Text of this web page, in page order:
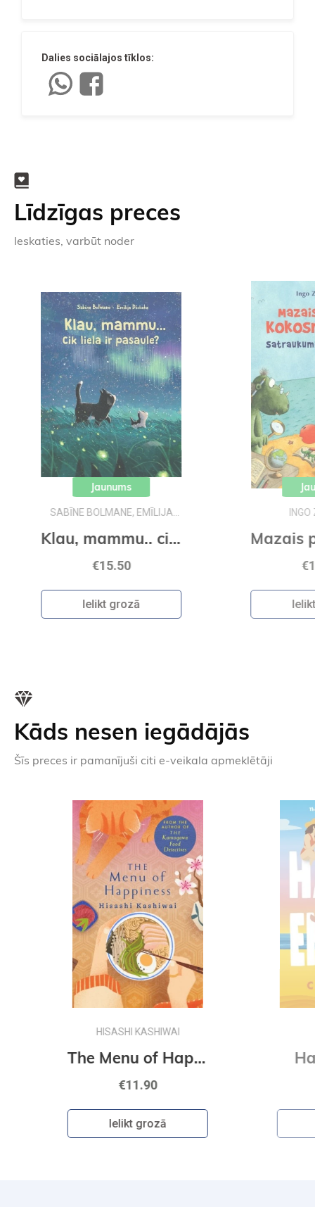
Dalies sociālajos tīklos:
Līdzīgas preces
Ieskaties, varbūt noder
INGO ZĪGNERS
Ielikt grozā
Kāds nesen iegādājās
Šīs preces ir pamanījuši citi e-veikala apmeklētāji
CHLOE LIESE
Happy Ending
€10.90
Ielikt grozā